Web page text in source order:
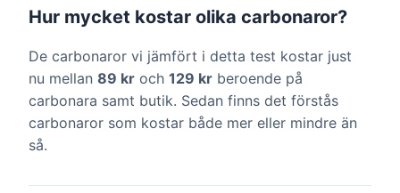
Hur mycket kostar olika carbonaror?
De carbonaror vi jämfört i detta test kostar just
nu mellan 89 kr och 129 kr beroende på
carbonara samt butik. Sedan finns det förstås
carbonaror som kostar både mer eller mindre än
så.